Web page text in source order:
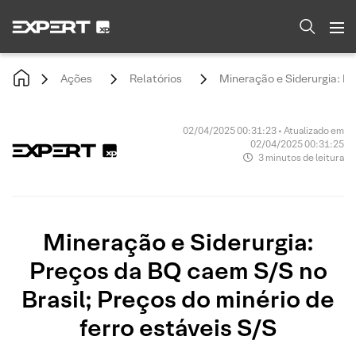
Ações Relatórios Mineração e Siderurgia:
02/04/2025 00:31:23 • Atualizado em
02/04/2025 00:31:25
3 minutos de leitura
Mineração e Siderurgia:
Preços da BQ caem S/S no
Brasil; Preços do minério de
ferro estáveis S/S